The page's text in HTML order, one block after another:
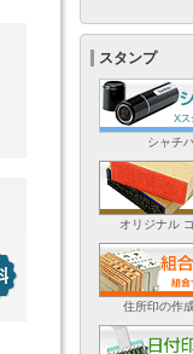
スタンプ
シャチ
オリジナル
住所印の作